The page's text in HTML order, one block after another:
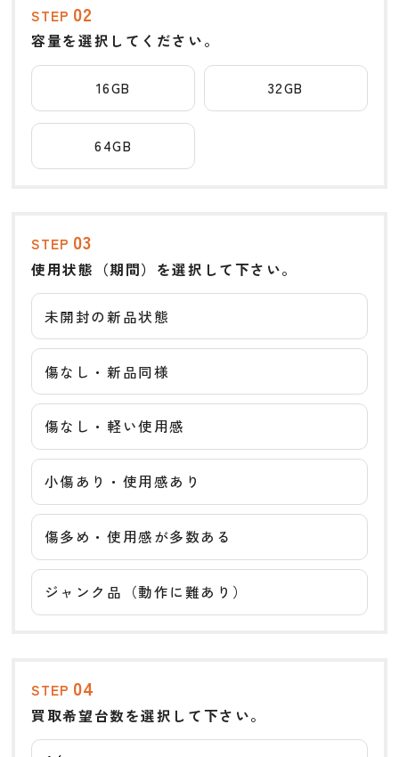
STEP 02
容量を選択してください。
16GB 32GB
64GB
STEP 03
使用状態（期間）を選択して下さい。
未開封の新品状態
傷なし・新品同様
傷なし・軽い使用感
小傷あり・使用感あり
傷多め・使用感が多数ある
ジャンク品（動作に難あり）
STEP 04
買取希望台数を選択して下さい。